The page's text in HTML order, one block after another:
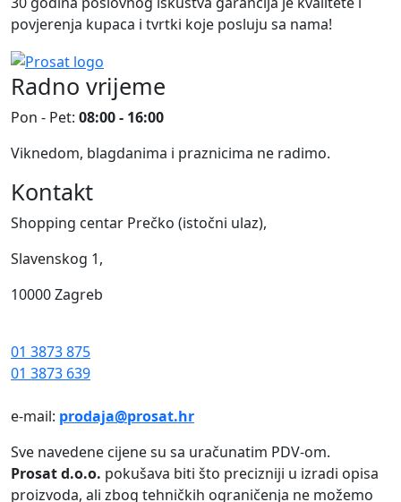
povjerenja kupaca i tvrtki koje posluju sa nama!
Radno vrijeme
Pon - Pet: 08:00 - 16:00
Viknedom, blagdanima i praznicima ne radimo.
Kontakt
Shopping centar Prečko (istočni ulaz),
Slavenskog 1,
10000 Zagreb
01 3873 875
01 3873 639
e-mail: prodaja@prosat.hr
Sve navedene cijene su sa uračunatim PDV-om.
Prosat d.o.o. pokušava biti što precizniji u izradi opisa
proizvoda, ali zbog tehničkih ograničenja ne možemo